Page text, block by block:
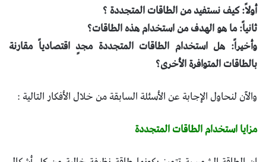
أولاً: كيف نستفيد من الطاقات المتجددة ؟
ثانياً: ما هو الهدف من استخدام هذه الطاقات؟
وأخيراً: هل استخدام الطاقات المتجددة مجدٍ اقتصادياً مقارنة
بالطاقات المتوافرة الأخرى؟
والآن لنحاول الإجابة عن الأسئلة السابقة من خلال الأفكار التالية :
مزايا استخدام الطاقات المتجددة